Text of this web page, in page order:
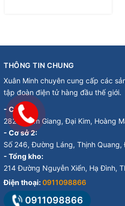
THÔNG TIN CHUNG
Xuân Minh chuyên cung cấp các
tập đoàn điện tử hàng đầu thế giới.
- Cơ sở 1:
282 Đ. Kim Giang, Đại Kim, Hoàng
- Cơ sở 2:
Số 246, Đường Láng, Thịnh
- Tổng kho:
214 Đường Nguyễn Xiển, Hạ Đình,
Điện thoại:0911098866
0911098866